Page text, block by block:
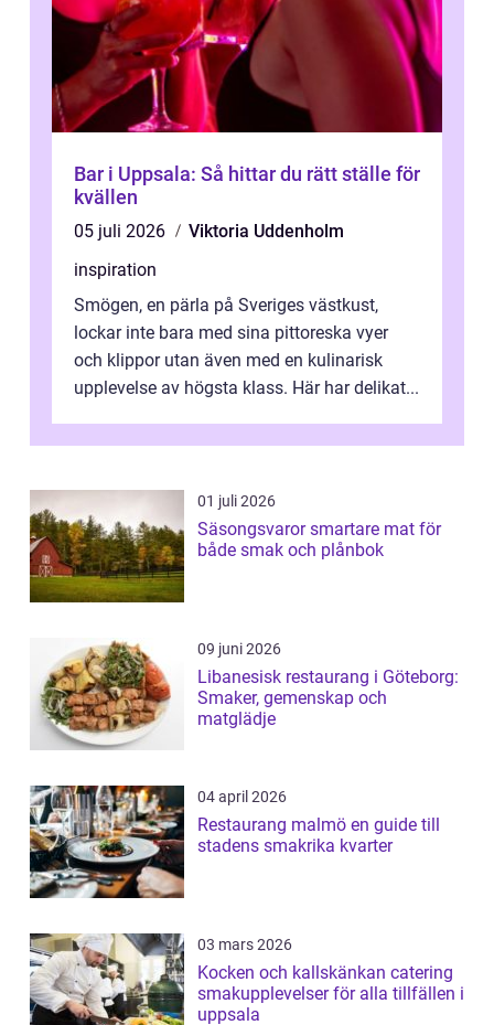
Bar i Uppsala: Så hittar du rätt ställe för
kvällen
05 juli 2026
Viktoria Uddenholm
inspiration
Smögen, en pärla på Sveriges västkust,
lockar inte bara med sina pittoreska vyer
och klippor utan även med en kulinarisk
upplevelse av högsta klass. Här har delikat...
01 juli 2026
Säsongsvaror smartare mat för
både smak och plånbok
09 juni 2026
Libanesisk restaurang i Göteborg:
Smaker, gemenskap och
matglädje
04 april 2026
Restaurang malmö en guide till
stadens smakrika kvarter
03 mars 2026
Kocken och kallskänkan catering
smakupplevelser för alla tillfällen i
uppsala